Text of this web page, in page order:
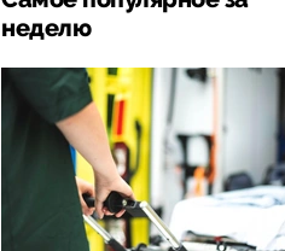
неделю